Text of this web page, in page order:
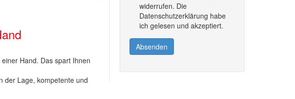
widerrufen. Die
Datenschutzerklärung habe
ich gelesen und akzeptiert.
Absenden
Hand. Das spart Ihnen
der Lage, kompetente und